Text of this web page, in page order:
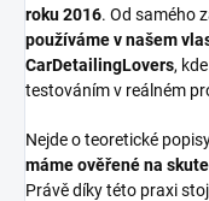
roku 2016. Od samého
používáme v našem
CarDetailingLovers,
testováním v reálném
Nejde o teoretické
máme ověřené na
Právě díky této praxi